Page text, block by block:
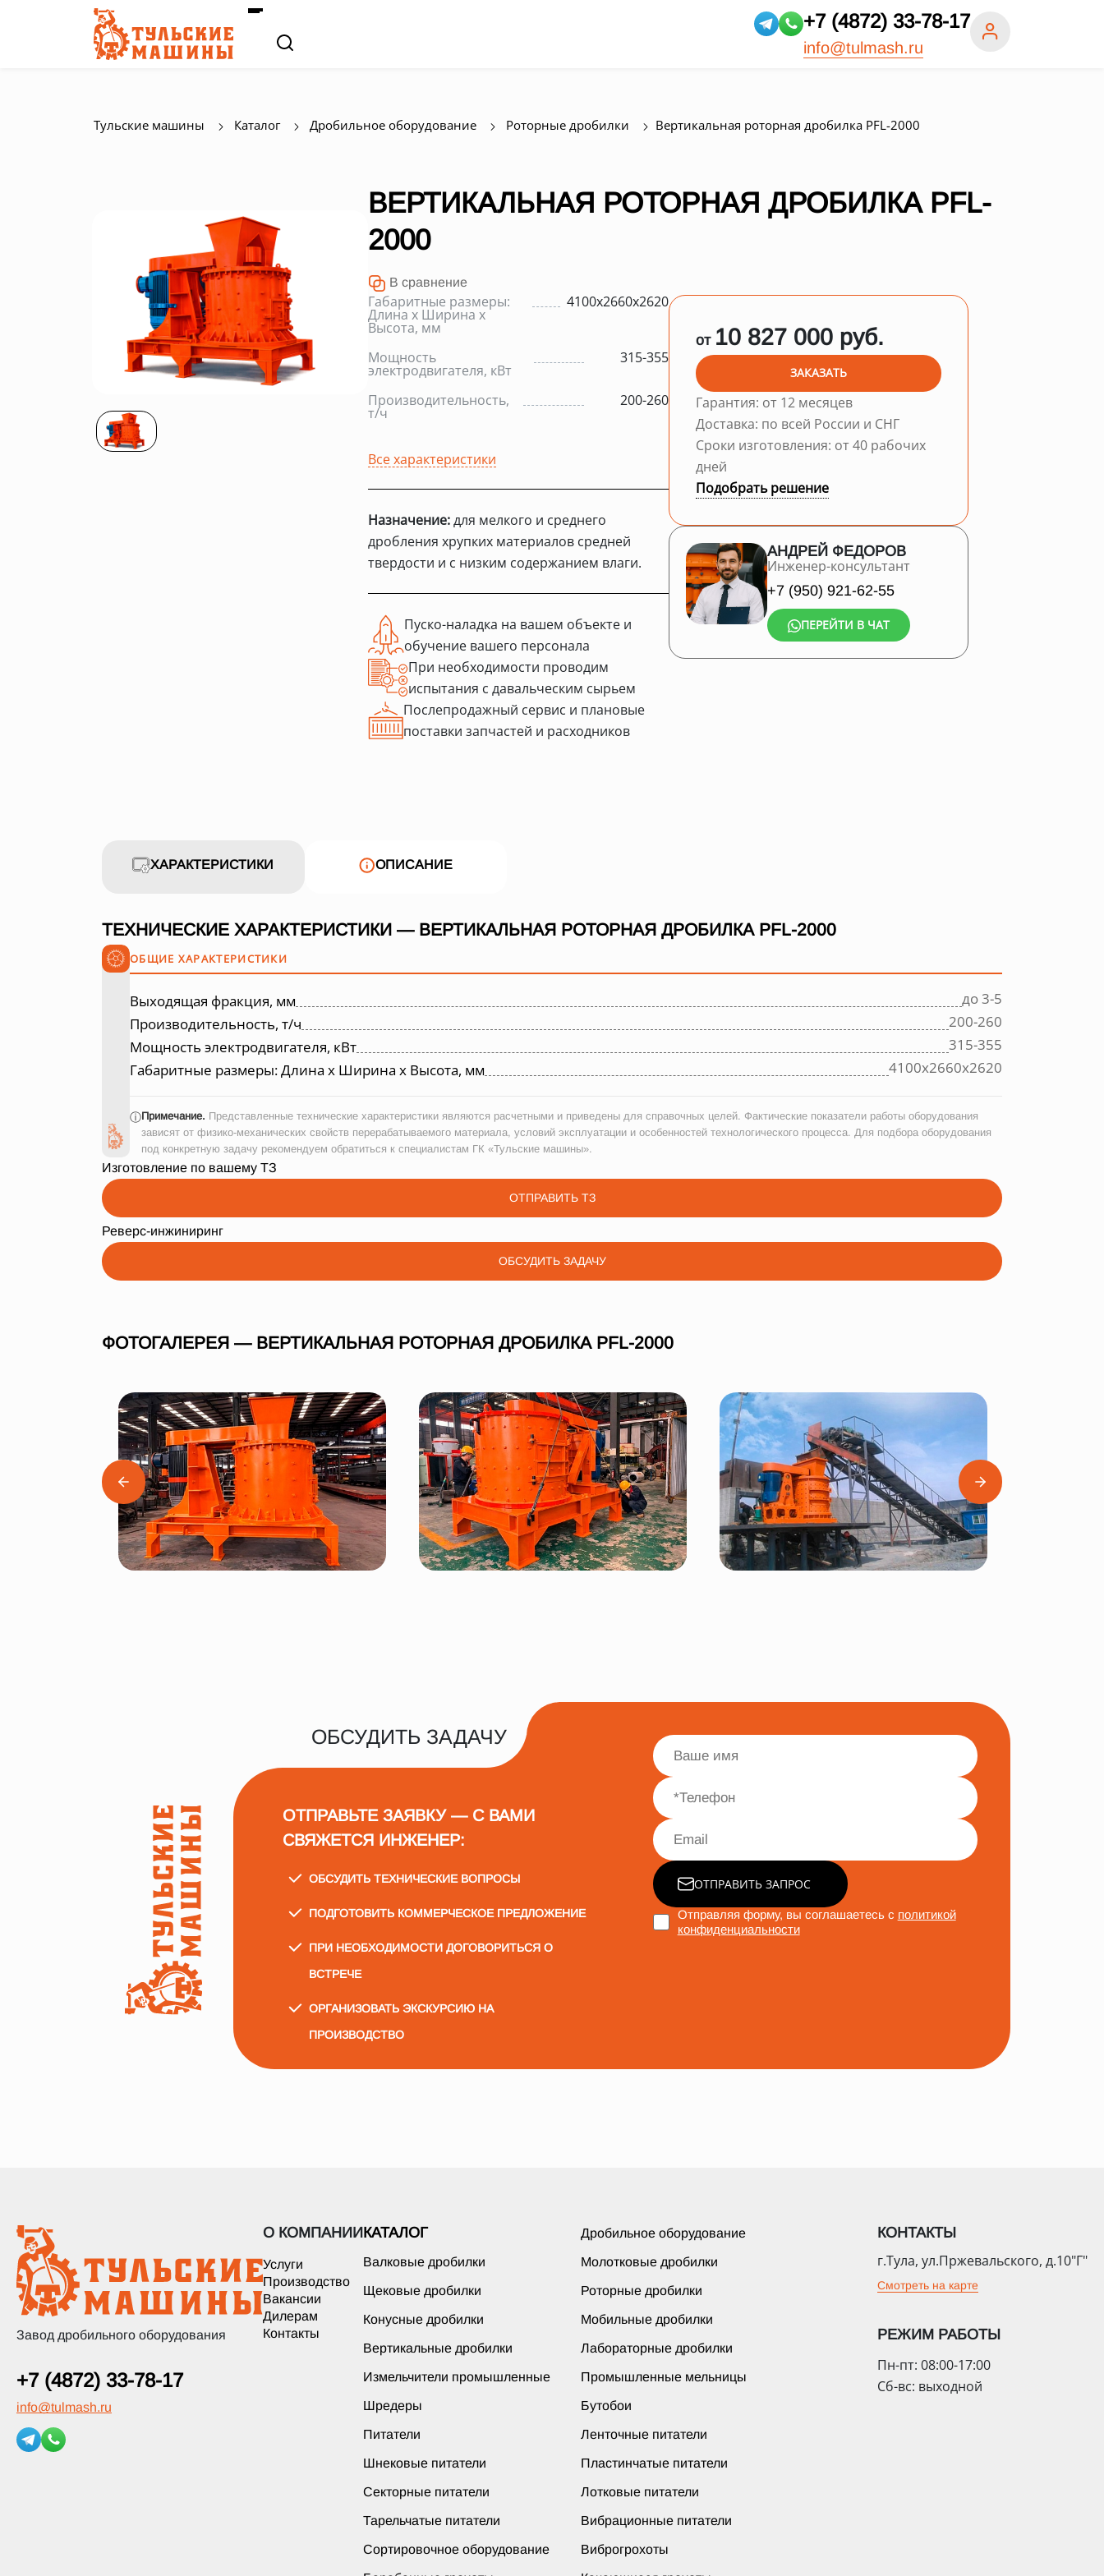
+7 (4872) 33-78-17
info@tulmash.ru
Тульские машины Каталог Дробильное оборудование Роторные дробилки Вертикальная роторная дробилка PFL-2000
ВЕРТИКАЛЬНАЯ РОТОРНАЯ ДРОБИЛКА PFL-
2000
В сравнение
Габаритные размеры:
Длина х Ширина х
Высота, мм
4100х2660х2620
Мощность
электродвигателя, кВт
315-355
Производительность,
т/ч
200-260
Все характеристики
Назначение:для мелкого и среднего
дробления хрупких материалов средней
твердости и с низким содержанием влаги.
Пуско-наладка на вашем объекте и
обучение вашего персонала
При необходимости проводим
испытания с давальческим сырьем
Послепродажный сервис и плановые
поставки запчастей и расходников
от 10 827 000 руб.
ЗАКАЗАТЬ
Гарантия: от 12 месяцев
Доставка: по всей России и СНГ
Сроки изготовления: от 40 рабочих
дней
Подобрать решение
АНДРЕЙ ФЕДОРОВ
Инженер-консультант
+7 (950) 921-62-55
ПЕРЕЙТИ В ЧАТ
ХАРАКТЕРИСТИКИ ОПИСАНИЕ
ТЕХНИЧЕСКИЕ ХАРАКТЕРИСТИКИ — ВЕРТИКАЛЬНАЯ РОТОРНАЯ ДРОБИЛКА PFL-2000
ОБЩИЕ ХАРАКТЕРИСТИКИ
Выходящая фракция, мм
до 3-5
Производительность, т/ч
200-260
Мощность электродвигателя, кВт
315-355
Габаритные размеры: Длина х Ширина х Высота, мм
4100х2660х2620
ⓘПримечание. Представленные технические характеристики являются расчетными и приведены для справочных целей. Фактические показатели работы оборудования
зависят от физико-механических свойств перерабатываемого материала, условий эксплуатации и особенностей технологического процесса. Для подбора оборудования
под конкретную задачу рекомендуем обратиться к специалистам ГК «Тульские машины».
Изготовление по вашему ТЗ
ОТПРАВИТЬ ТЗ
Реверс-инжиниринг
ОБСУДИТЬ ЗАДАЧУ
ФОТОГАЛЕРЕЯ — ВЕРТИКАЛЬНАЯ РОТОРНАЯ ДРОБИЛКА PFL-2000
ОБСУДИТЬ ЗАДАЧУ
ОТПРАВЬТЕ ЗАЯВКУ — С ВАМИ
СВЯЖЕТСЯ ИНЖЕНЕР:
ОБСУДИТЬ ТЕХНИЧЕСКИЕ ВОПРОСЫ
ПОДГОТОВИТЬ КОММЕРЧЕСКОЕ ПРЕДЛОЖЕНИЕ
ПРИ НЕОБХОДИМОСТИ ДОГОВОРИТЬСЯ О
ВСТРЕЧЕ
ОРГАНИЗОВАТЬ ЭКСКУРСИЮ НА
ПРОИЗВОДСТВО
ОТПРАВИТЬ ЗАПРОС
Отправляя форму, вы соглашаетесь с политикой
конфиденциальности
Завод дробильного оборудования
+7 (4872) 33-78-17
info@tulmash.ru
О КОМПАНИИ
Услуги
Производство
Вакансии
Дилерам
Контакты
КАТАЛОГ Дробильное оборудование
Валковые дробилки Молотковые дробилки
Щековые дробилки Роторные дробилки
Конусные дробилки Мобильные дробилки
Вертикальные дробилки Лабораторные дробилки
Измельчители промышленные Промышленные мельницы
Шредеры Бутобои
Питатели Ленточные питатели
Шнековые питатели Пластинчатые питатели
Секторные питатели Лотковые питатели
Тарельчатые питатели Вибрационные питатели
Сортировочное оборудование Виброгрохоты
КОНТАКТЫ
г.Тула, ул.Пржевальского, д.10"Г"
Смотреть на карте
РЕЖИМ РАБОТЫ
Пн-пт: 08:00-17:00
Сб-вс: выходной